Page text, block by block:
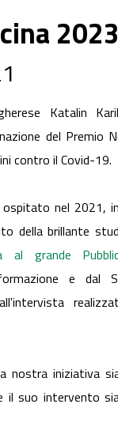
2023
Katalin
del Premio
contro il Covid-19.
nel 2021,
della brillante
al grande
e dal
nostra iniziativa
il suo intervento